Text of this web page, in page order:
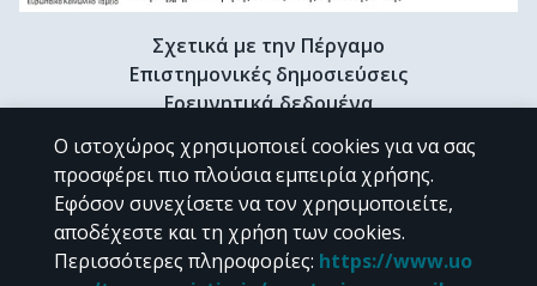
Σχετικά με την Πέργαμο
Επιστημονικές δημοσιεύσεις
Ερευνητικά δεδομένα
Διδακτορικές διατριβές & Γκρίζα βιβλιογραφία
Προφίλ Ερευνητή
CC BY-NC 4.0
Ο ιστοχώρος χρησιμοποιεί cookies για να σας
προσφέρει πιο πλούσια εμπειρία χρήσης.
Εφόσον συνεχίσετε να τον χρησιμοποιείτε,
αποδέχεστε και τη χρήση των cookies.
Περισσότερες πληροφορίες: https://www.uo